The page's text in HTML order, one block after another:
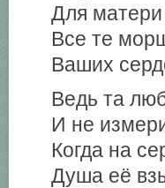
Для матери
Все те
Ваших
Ведь та
И не
Когда на
Душа её